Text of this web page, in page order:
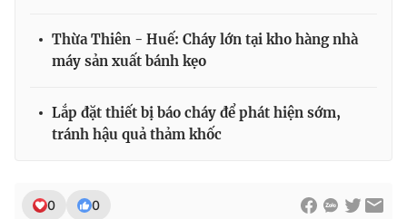
® Cấm sao chép dưới mọi hình thức nếu không có sự chấp
Thừa Thiên - Huế: Cháy lớn tại kho hàng nhà
máy sản xuất bánh kẹo
Lắp đặt thiết bị báo cháy để phát hiện sớm,
tránh hậu quả thảm khốc
0 0